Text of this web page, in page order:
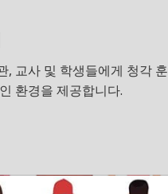
, 교사 및 학생들에게 청각
환경을 제공합니다.